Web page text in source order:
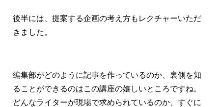
後半には、提案する企画の考え方もレクチャーいただ
きました。
編集部がどのように記事を作っているのか、裏側を知
ることができるのはこの講座の嬉しいところですね。
どんなライターが現場で求められているのか、すぐに